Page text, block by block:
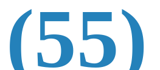
(55)